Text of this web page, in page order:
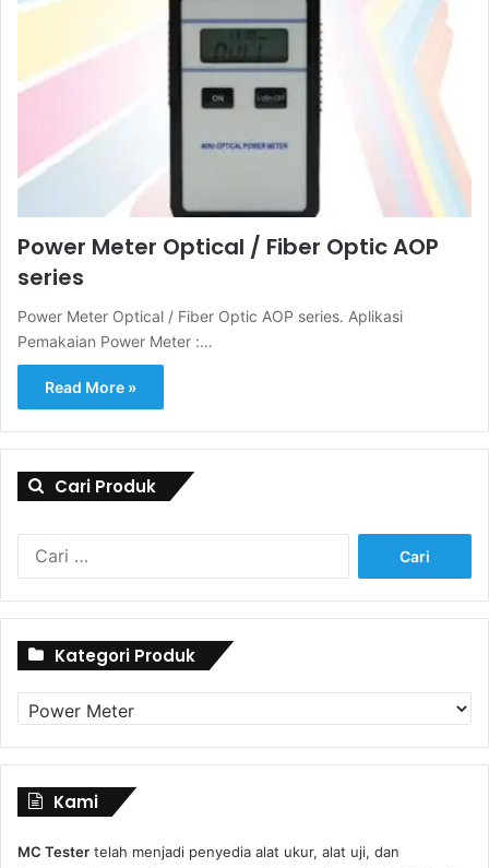
Power Meter Optical / Fiber Optic AOP
series
Power Meter Optical / Fiber Optic AOP series. Aplikasi
Pemakaian Power Meter :…
Read More »
Cari Produk
Kategori Produk
Kategori
Produk
Kami
MC Tester telah menjadi penyedia alat ukur, alat uji, dan